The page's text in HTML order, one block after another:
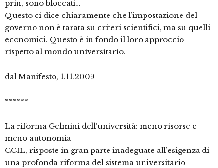
prin, sono bloccati…
Questo ci dice chiaramente che l’impostazione del
governo non è tarata su criteri scientifici, ma su quelli
economici. Questo è in fondo il loro approccio
rispetto al mondo universitario.
dal Manifesto, 1.11.2009
******
La riforma Gelmini dell’università: meno risorse e
meno autonomia
CGIL, risposte in gran parte inadeguate all’esigenza di
una profonda riforma del sistema universitario